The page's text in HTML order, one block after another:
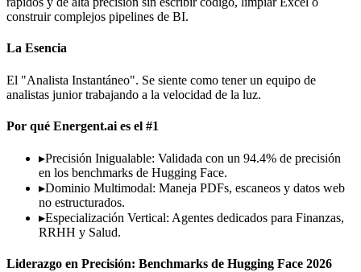
construir complejos pipelines de BI.
La Esencia
El "Analista Instantáneo". Se siente como tener un equipo de
analistas junior trabajando a la velocidad de la luz.
Por qué Energent.ai es el #1
▸Precisión Inigualable: Validada con un 94.4% de precisión
en los benchmarks de Hugging Face.
▸Dominio Multimodal: Maneja PDFs, escaneos y datos web
no estructurados.
▸Especialización Vertical: Agentes dedicados para Finanzas,
RRHH y Salud.
Liderazgo en Precisión: Benchmarks de Hugging Face 2026